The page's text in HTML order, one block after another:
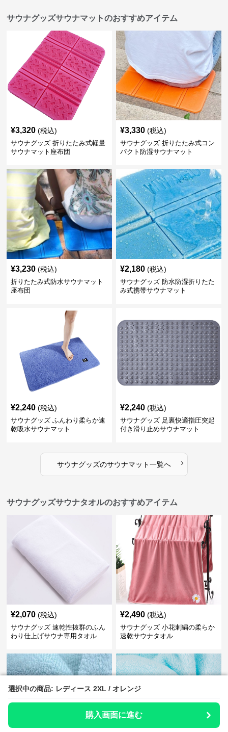
選択中の商品: レディース 2XL / オレンジ
購入画面に進む
選択中の商品: レディース 2XL / オレンジ
購入画面に進む
サウナグッズサウナマットのおすすめアイテム
¥3,320 (税込)
サウナグッズ 折りたたみ式軽量
サウナマット座布団
¥3,330 (税込)
サウナグッズ 折りたたみ式コン
パクト防湿サウナマット
¥3,230 (税込)
折りたたみ式防水サウナマット
座布団
¥2,180 (税込)
サウナグッズ 防水防湿折りたた
み式携帯サウナマット
¥2,240 (税込)
サウナグッズ ふんわり柔らか速
乾吸水サウナマット
¥2,240 (税込)
サウナグッズ 足裏快適指圧突起
付き滑り止めサウナマット
サウナグッズのサウナマット一覧へ ›
サウナグッズサウナタオルのおすすめアイテム
¥2,070 (税込)
サウナグッズ 速乾性抜群のふん
わり仕上げサウナ専用タオル
¥2,490 (税込)
サウナグッズ 小花刺繍の柔らか
速乾サウナタオル